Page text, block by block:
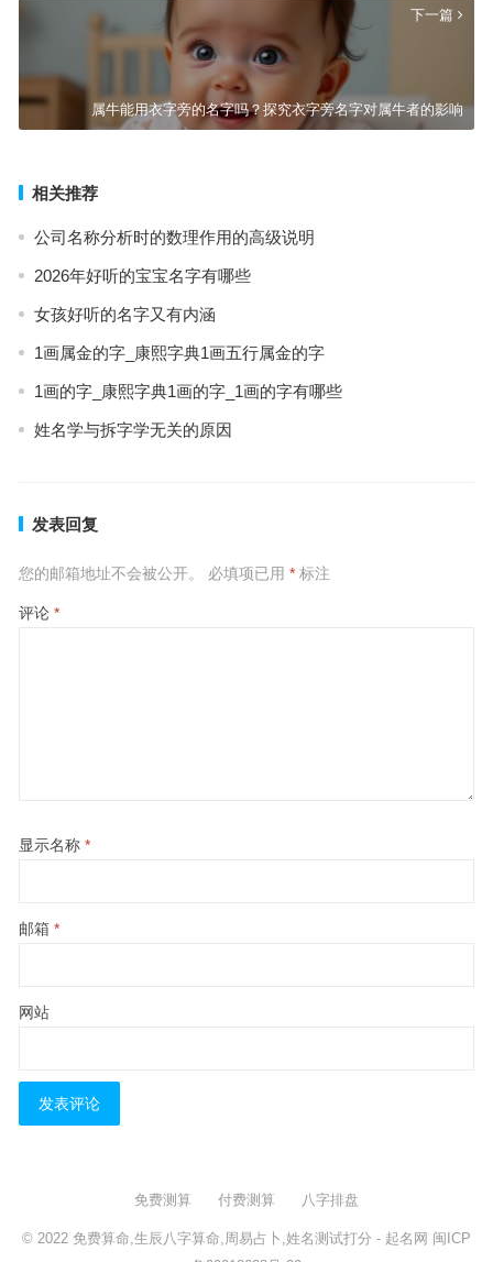
下一篇
属牛能用衣字旁的名字吗？探究衣字旁名字对属牛者的影响
相关推荐
公司名称分析时的数理作用的高级说明
2026年好听的宝宝名字有哪些
女孩好听的名字又有内涵
1画属金的字_康熙字典1画五行属金的字
1画的字_康熙字典1画的字_1画的字有哪些
姓名学与拆字学无关的原因
发表回复
您的邮箱地址不会被公开。 必填项已用 *标注
评论 *
显示名称 *
邮箱 *
网站
免费测算 付费测算 八字排盘
© 2022 免费算命,生辰八字算命,周易占卜,姓名测试打分 - 起名网 闽ICP